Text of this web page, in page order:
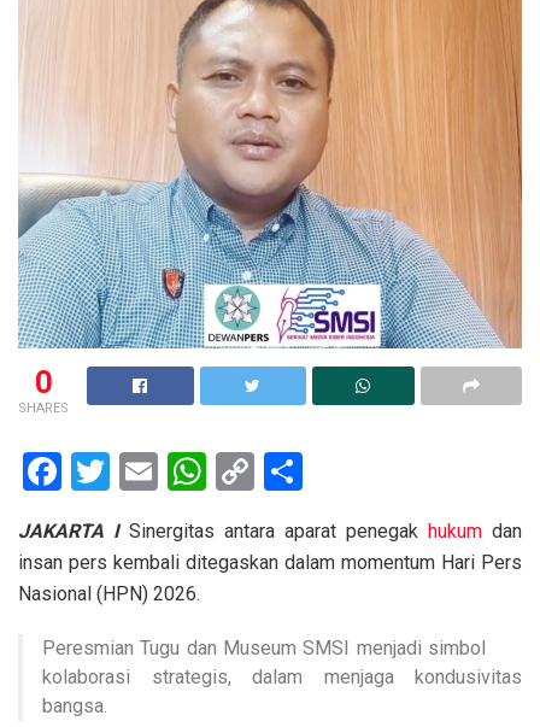
0
SHARES
F
ce
b
o
k
T
tt
er
E
ail
W
at
s
p
p
C
py
k
ar
JAKARTA I Sinergitas antara aparat penegak hukum dan
insan pers kembali ditegaskan dalam momentum Hari Pers
Nasional (HPN) 2026.
Peresmian Tugu dan Museum SMSI menjadi simbol
kolaborasi strategis, dalam menjaga kondusivitas
bangsa.